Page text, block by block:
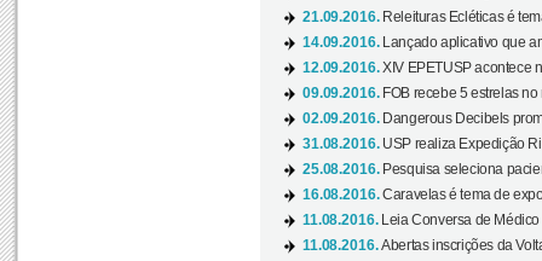
21.09.2016. Releituras Ecléticas é
14.09.2016.
Lançado aplicativo que
12.09.2016.XIV EPETUSP acontece
09.09.2016. FOB recebe 5 estrelas
02.09.2016. Dangerous Decibels
31.08.2016. USP realiza Expedição
25.08.2016. Pesquisa seleciona
16.08.2016.Caravelas é tema de
11.08.2016.
Leia Conversa de
11.08.2016.Abertas inscrições da